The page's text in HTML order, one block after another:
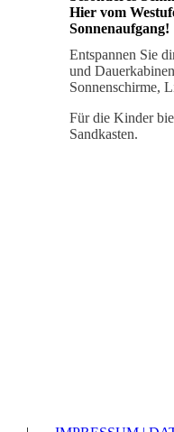
Hier vom
Sonnenaufgang!
Entspannen Sie
und
Sonnenschirme,
Für die Kinder
Sandkasten.